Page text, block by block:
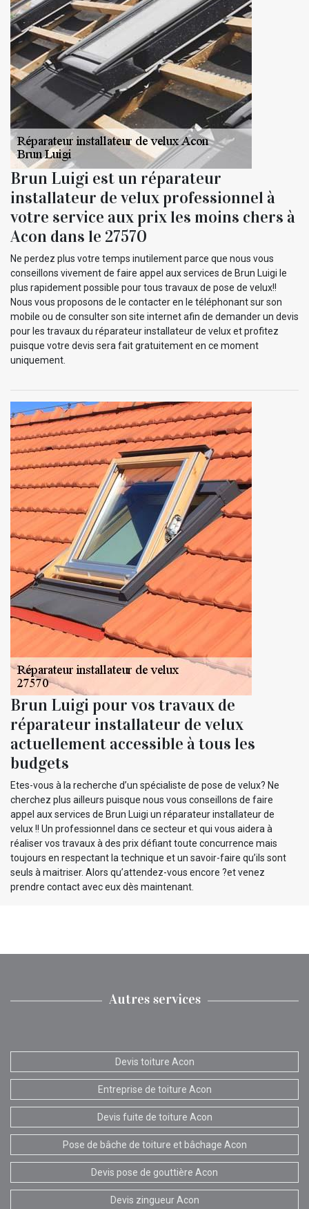
Brun Luigi est un réparateur
installateur de velux professionnel à
votre service aux prix les moins chers à
Acon dans le 27570
Ne perdez plus votre temps inutilement parce que nous vous
conseillons vivement de faire appel aux services de Brun Luigi le
plus rapidement possible pour tous travaux de pose de velux!!
Nous vous proposons de le contacter en le téléphonant sur son
mobile ou de consulter son site internet afin de demander un devis
pour les travaux du réparateur installateur de velux et profitez
puisque votre devis sera fait gratuitement en ce moment
uniquement.
Brun Luigi pour vos travaux de
réparateur installateur de velux
actuellement accessible à tous les
budgets
Etes-vous à la recherche d’un spécialiste de pose de velux? Ne
cherchez plus ailleurs puisque nous vous conseillons de faire
appel aux services de Brun Luigi un réparateur installateur de
velux !! Un professionnel dans ce secteur et qui vous aidera à
réaliser vos travaux à des prix défiant toute concurrence mais
toujours en respectant la technique et un savoir-faire qu’ils sont
seuls à maitriser. Alors qu’attendez-vous encore ?et venez
prendre contact avec eux dès maintenant.
Autres services
Devis toiture Acon
Entreprise de toiture Acon
Devis fuite de toiture Acon
Pose de bâche de toiture et bâchage Acon
Devis pose de gouttière Acon
Devis zingueur Acon